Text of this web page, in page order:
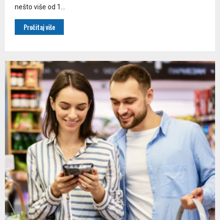
nešto više od 1...
Pročitaj više